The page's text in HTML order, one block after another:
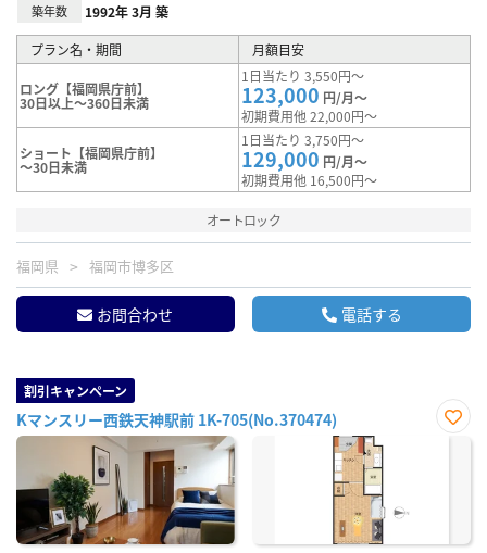
築年数 1992年 3月 築
プラン名・期間 月額目安
ロング【福岡県庁前】
30日以上～360日未満
1日当たり 3,550円～
123,000 円/月～
初期費用他 22,000円～
ショート【福岡県庁前】
～30日未満
1日当たり 3,750円～
129,000 円/月～
初期費用他 16,500円～
オートロック
福岡県 福岡市博多区
お問合わせ 電話する
割引キャンペーン
Kマンスリー西鉄天神駅前 1K-705(No.370474)
お気